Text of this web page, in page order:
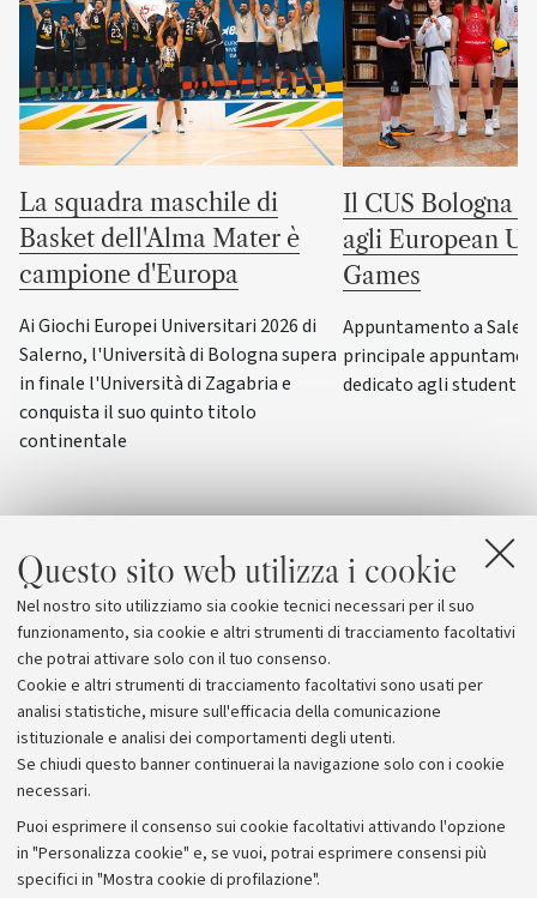
Questo sito web utilizza i cookie
Nel nostro sito utilizziamo sia cookie tecnici necessari per il suo
funzionamento, sia cookie e altri strumenti di tracciamento facoltativi
che potrai attivare solo con il tuo consenso.
Cookie e altri strumenti di tracciamento facoltativi sono usati per
analisi statistiche, misure sull'efficacia della comunicazione
istituzionale e analisi dei comportamenti degli utenti.
Se chiudi questo banner continuerai la navigazione solo con i cookie
necessari.
Puoi esprimere il consenso sui cookie facoltativi attivando l'opzione
in "Personalizza cookie" e, se vuoi, potrai esprimere consensi più
specifici in "Mostra cookie di profilazione".
La squadra maschile di
Basket dell'Alma Mater è
campione d'Europa
Ai Giochi Europei Universitari 2026 di
Salerno, l'Università di Bologna supera
in finale l'Università di Zagabria e
conquista il suo quinto titolo
continentale
Il CUS Bologna
agli European
Games
Appuntamento a
principale
dedicato agli
Archivio
Comunicati stampa